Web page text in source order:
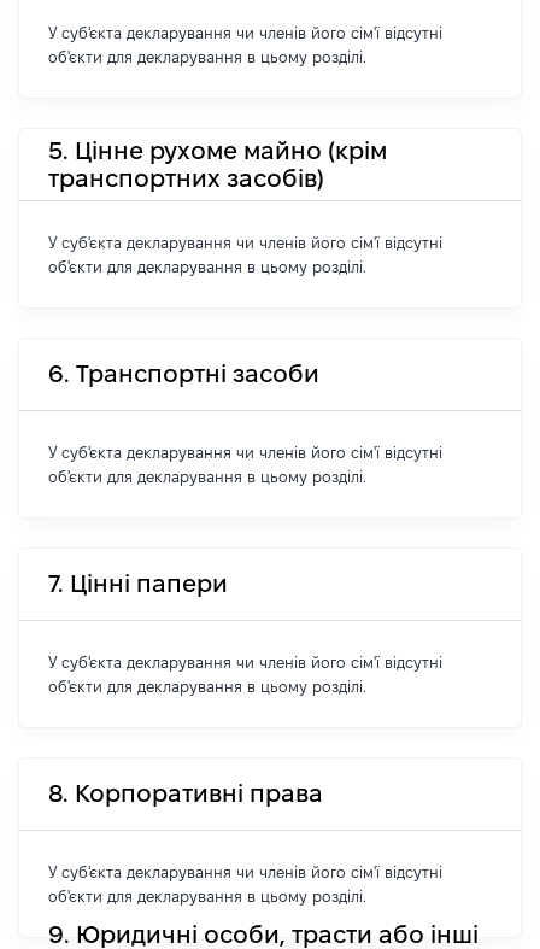
У суб'єкта декларування чи членів його сім'ї відсутні
об'єкти для декларування в цьому розділі.
5. Цінне рухоме майно (крім
транспортних засобів)
У суб'єкта декларування чи членів його сім'ї відсутні
об'єкти для декларування в цьому розділі.
6. Транспортні засоби
У суб'єкта декларування чи членів його сім'ї відсутні
об'єкти для декларування в цьому розділі.
7. Цінні папери
У суб'єкта декларування чи членів його сім'ї відсутні
об'єкти для декларування в цьому розділі.
8. Корпоративні права
У суб'єкта декларування чи членів його сім'ї відсутні
об'єкти для декларування в цьому розділі.
9. Юридичні особи, трасти або інші